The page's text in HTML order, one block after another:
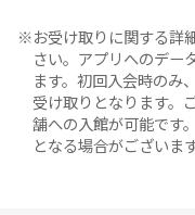
お受け取りに関する詳
さい。アプリへのデー
ます。初回入会時のみ
受け取りとなります。
舗への入館が可能です
となる場合がございます